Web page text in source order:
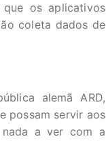
os aplicativos
coleta dados de
alemã ARD,
possam servir aos
nada a ver com a